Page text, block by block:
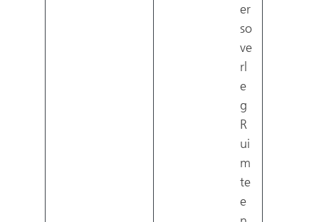
er
so
ve
rl
e
g
R
ui
m
te
e